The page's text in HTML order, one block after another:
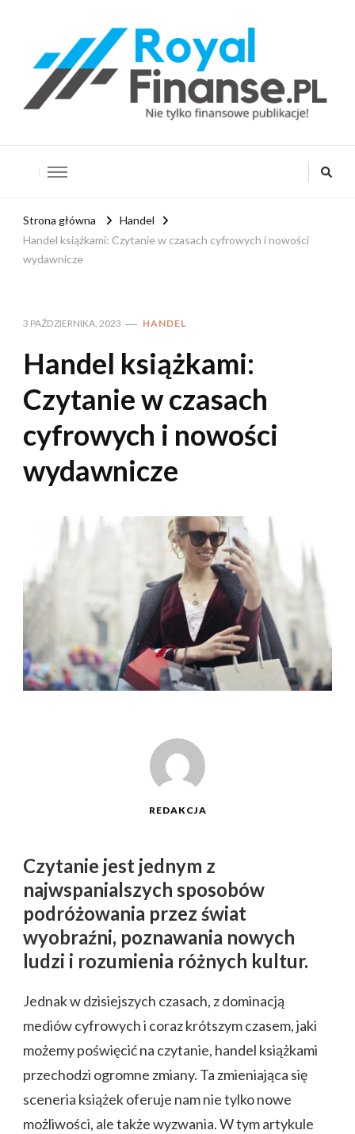
Strona główna
Handel
Handel książkami: Czytanie w czasach cyfrowych i nowości
wydawnicze
3 PAŹDZIERNIKA, 2023 HANDEL
Handel książkami:
Czytanie w czasach
cyfrowych i nowości
wydawnicze
REDAKCJA
Czytanie jest jednym z
najwspanialszych sposobów
podróżowania przez świat
wyobraźni, poznawania nowych
ludzi i rozumienia różnych kultur.
Jednak w dzisiejszych czasach, z dominacją
mediów cyfrowych i coraz krótszym czasem, jaki
możemy poświęcić na czytanie, handel książkami
przechodzi ogromne zmiany. Ta zmieniająca się
sceneria książek oferuje nam nie tylko nowe
możliwości, ale także wyzwania. W tym artykule